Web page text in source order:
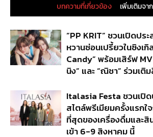
บทความที่เกี่ยวข้อง เพิ่มเติมจา
“PP KRIT” ชวนเปิดป
หวานซ่อนเปรี้ยวในซิงเกิ
Candy” พร้อมเสิร์ฟ
นิง” และ “ณิชา” ร่วมเติ
Italasia Festa ชวนเปิ
สไตล์พรีเมียมครั้งแรกใ
ที่สุดของเครื่องดื่มและ
เข้า 6-9 สิงหาคม นี้